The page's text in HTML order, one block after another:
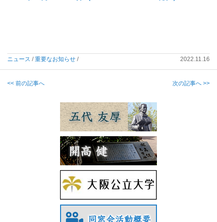
ニュース /重要なお知らせ / 2022.11.16
<< 前の記事へ 次の記事へ >>